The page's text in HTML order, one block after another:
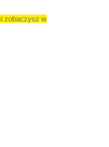
zobaczysz w